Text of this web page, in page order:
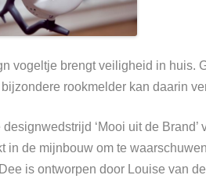
vogeltje brengt veiligheid in huis.
rookmelder kan daarin
‘Mooi uit de Brand’
de mijnbouw om te
is ontworpen door Louise van